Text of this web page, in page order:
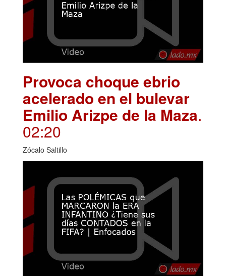
Provoca choque ebrio
acelerado en el bulevar
Emilio Arizpe de la Maza.
02:20
Zócalo Saltillo